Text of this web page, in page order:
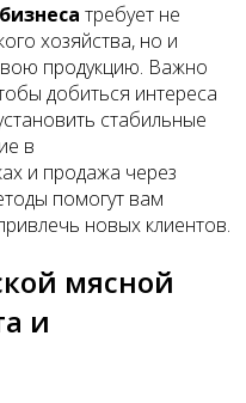
требует не
хозяйства, но и
продукцию. Важно
добиться интереса
стабильные
в
и продажа через
помогут вам
новых клиентов.
мясной
и